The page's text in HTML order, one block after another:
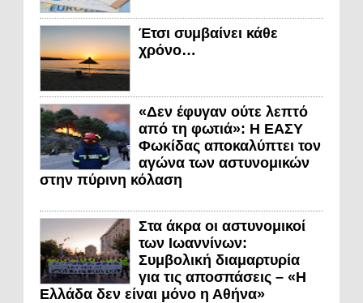
Έτσι συμβαίνει κάθε
χρόνο…
«Δεν έφυγαν ούτε λεπτό
από τη φωτιά»: Η ΕΑΣΥ
Φωκίδας αποκαλύπτει τον
αγώνα των αστυνομικών
στην πύρινη κόλαση
Στα άκρα οι αστυνομικοί
των Ιωαννίνων:
Συμβολική διαμαρτυρία
για τις αποσπάσεις – «Η
Ελλάδα δεν είναι μόνο η Αθήνα»